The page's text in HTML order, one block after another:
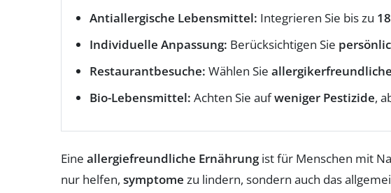
Antiallergische Lebensmittel: Integrieren Sie bis zu
Individuelle Anpassung: Berücksichtigen Sie
Restaurantbesuche: Wählen Sie allergikerfreundliche
Bio-Lebensmittel: Achten Sie aufweniger Pestizide,
Eine allergiefreundliche Ernährungist für Menschen mit
nur helfen, symptome zu lindern, sondern auch das